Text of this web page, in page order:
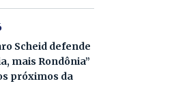
Scheid defende
mais Rondônia”
próximos da